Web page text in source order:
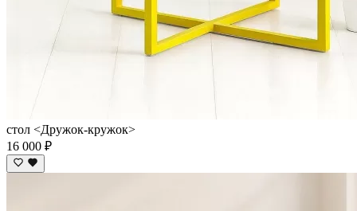
стол <Дружок-кружок>
16 000 ₽